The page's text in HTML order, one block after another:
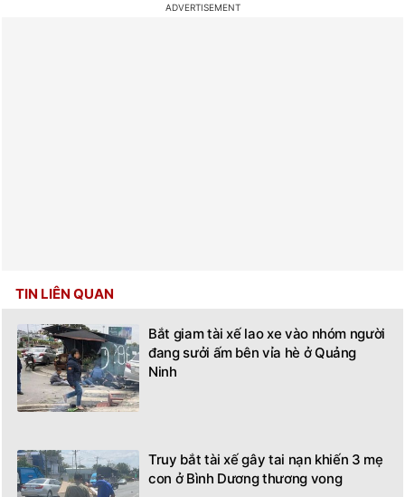
TIN LIÊN QUAN
Bắt giam tài xế lao xe vào nhóm người
đang sưởi ấm bên vỉa hè ở Quảng
Ninh
Truy bắt tài xế gây tai nạn khiến 3 mẹ
con ở Bình Dương thương vong